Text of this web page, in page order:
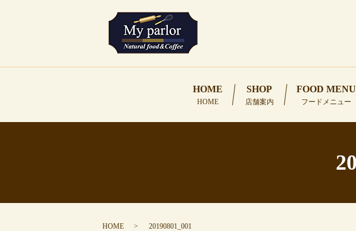
HOME
HOME
SHOP
店舗案内
FOOD MENU
フードメニュー
HOME 20190801_001